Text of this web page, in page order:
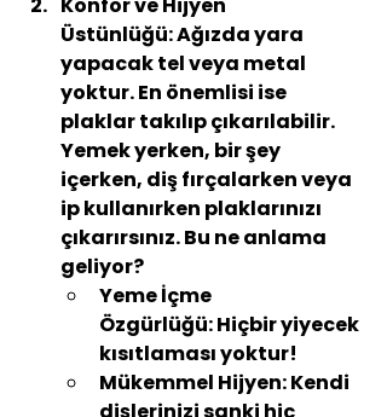
Üstünlüğü: Ağızda yara
yapacak tel veya metal
yoktur. En önemlisi ise
plaklar takılıp çıkarılabilir.
Yemek yerken, bir şey
içerken, diş fırçalarken veya
ip kullanırken plaklarınızı
çıkarırsınız. Bu ne anlama
geliyor?
Yeme İçme
Özgürlüğü: Hiçbir yiyecek
kısıtlaması yoktur!
Mükemmel Hijyen: Kendi